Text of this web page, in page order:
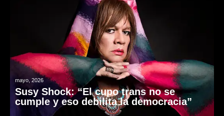
mayo, 2026
Susy Shock: “El cupo trans no se
cumple y eso debilita la democracia”